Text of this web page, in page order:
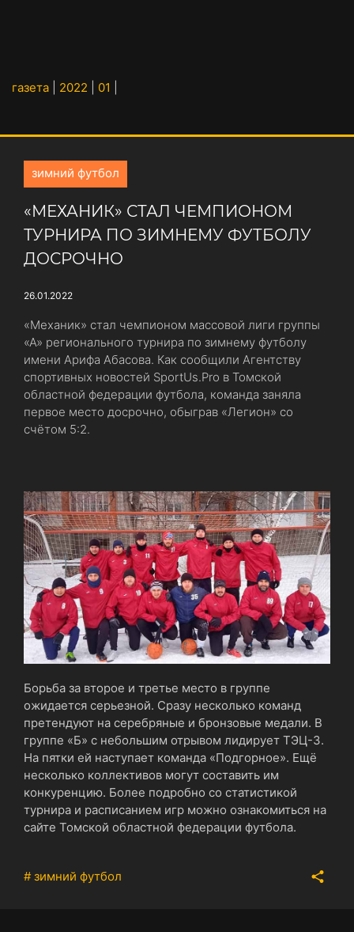
газета 2022 01
зимний футбол
«МЕХАНИК» СТАЛ ЧЕМПИОНОМ
ТУРНИРА ПО ЗИМНЕМУ ФУТБОЛУ
ДОСРОЧНО
26.01.2022
«Механик» стал чемпионом массовой лиги группы
«А» регионального турнира по зимнему футболу
имени Арифа Абасова. Как сообщили Агентству
спортивных новостей SportUs.Рro в Томской
областной федерации футбола, команда заняла
первое место досрочно, обыграв «Легион» со
счётом 5:2.
Борьба за второе и третье место в группе
ожидается серьезной. Сразу несколько команд
претендуют на серебряные и бронзовые медали. В
группе «Б» с небольшим отрывом лидирует ТЭЦ-3.
На пятки ей наступает команда «Подгорное». Ещё
несколько коллективов могут составить им
конкуренцию. Более подробно со статистикой
турнира и расписанием игр можно ознакомиться на
сайте Томской областной федерации футбола.
# зимний футбол